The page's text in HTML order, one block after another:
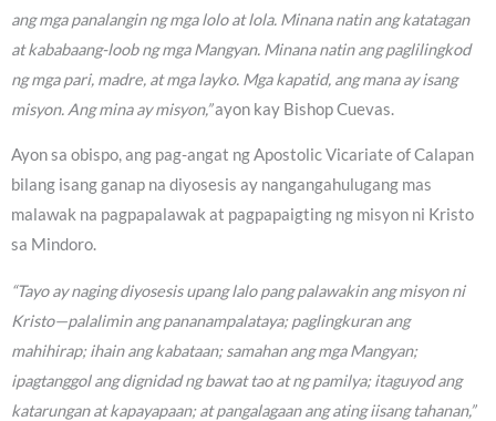
ang mga panalangin ng mga lolo at lola. Minana natin ang katatagan
at kababaang-loob ng mga Mangyan. Minana natin ang paglilingkod
ng mga pari, madre, at mga layko. Mga kapatid, ang mana ay isang
misyon. Ang mina ay misyon,”ayon kay Bishop Cuevas.
Ayon sa obispo, ang pag-angat ng Apostolic Vicariate of Calapan
bilang isang ganap na diyosesis ay nangangahulugang mas
malawak na pagpapalawak at pagpapaigting ng misyon ni Kristo
sa Mindoro.
“Tayo ay naging diyosesis upang lalo pang palawakin ang misyon ni
Kristo—palalimin ang pananampalataya; paglingkuran ang
mahihirap; ihain ang kabataan; samahan ang mga Mangyan;
ipagtanggol ang dignidad ng bawat tao at ng pamilya; itaguyod ang
katarungan at kapayapaan; at pangalagaan ang ating iisang tahanan,”